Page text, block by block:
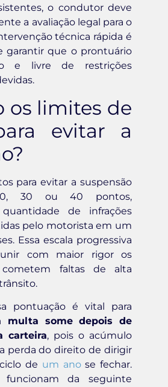
o condutor deve
a avaliação legal para o
técnica rápida é
garantir que o prontuário
e livre de restrições
os limites de
evitar a
para evitar a suspensão
30 ou 40 pontos,
de infrações
pelo motorista em um
Essa escala progressiva
com maior rigor os
faltas de alta
pontuação é vital para
multa some depois de
carteira, pois o acúmulo
perda do direito de dirigir
de um anose fechar.
funcionam da seguinte